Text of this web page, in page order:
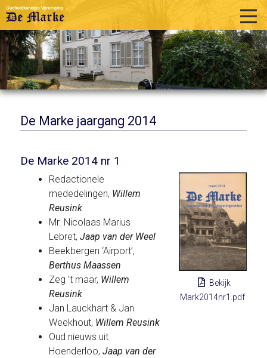
home
historie
activiteiten
contact
De Marke jaargang 2014
De Marke 2014 nr 1
Bekijk
Mark2014nr1.pdf
Redactionele
mededelingen, Willem
Reusink
Mr. Nicolaas Marius
Lebret,Jaap van der Weel
Beekbergen ‘Airport’,
Berthus Maassen
Zeg ’t maar, Willem
Reusink
Jan Lauckhart & Jan
Weekhout, Willem Reusink
Oud nieuws uit
Hoenderloo,Jaap van der